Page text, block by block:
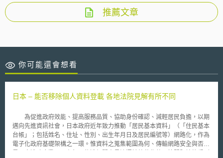
推薦文章
你可能還會想看
日本 – 能否移除個人資料登載 各地法院見解有所不同
為促進政府效能、提高服務品質、協助身份確認、減輕居民負擔，以期
邁向先進資訊社會，日本政府近年致力推動「居民基本資料」（「住民基本
台帳」；包括姓名、住址、性別、出生年月日及居民編號等）網路化，作為
電子化政府基礎架構之一環。惟資料之蒐集範圍為何、傳輸網路安全與否、